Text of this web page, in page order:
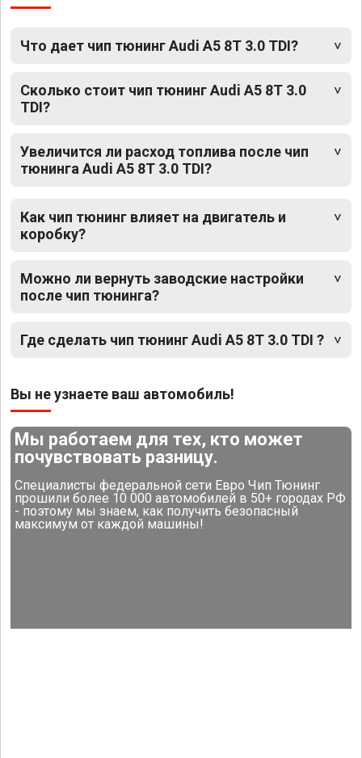
Что дает чип тюнинг Audi A5 8T 3.0 TDI?
Сколько стоит чип тюнинг Audi A5 8T 3.0
TDI?
Увеличится ли расход топлива после чип
тюнинга Audi A5 8T 3.0 TDI?
Как чип тюнинг влияет на двигатель и
коробку?
Можно ли вернуть заводские настройки
после чип тюнинга?
Где сделать чип тюнинг Audi A5 8T 3.0 TDI ?
Вы не узнаете ваш автомобиль!
Мы работаем для тех, кто может
почувствовать разницу.
Специалисты федеральной сети Евро Чип Тюнинг
прошили более 10 000 автомобилей в 50+ городах РФ
- поэтому мы знаем, как получить безопасный
максимум от каждой машины!